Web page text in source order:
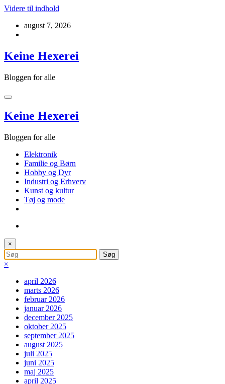
Videre til indhold
august 7, 2026
Keine Hexerei
Bloggen for alle
Keine Hexerei
Bloggen for alle
Elektronik
Familie og Børn
Hobby og Dyr
Industri og Erhverv
Kunst og kultur
Tøj og mode
×
×
april 2026
marts 2026
februar 2026
januar 2026
december 2025
oktober 2025
september 2025
august 2025
juli 2025
juni 2025
maj 2025
april 2025